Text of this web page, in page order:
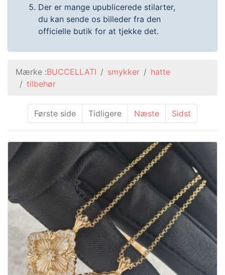
Der er mange upublicerede stilarter,
du kan sende os billeder fra den
officielle butik for at tjekke det.
Mærke :BUCCELLATI smykker
hatte
tilbehør
Første side Tidligere Næste Sidst